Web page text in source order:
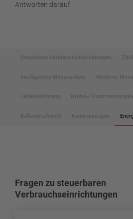
Antworten darauf.
Fragen zu steuerbaren
Verbrauchseinrichtungen